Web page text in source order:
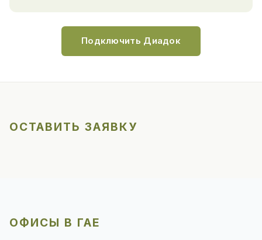
Подключить Диадок
ОСТАВИТЬ ЗАЯВКУ
ОФИСЫ В ГАЕ